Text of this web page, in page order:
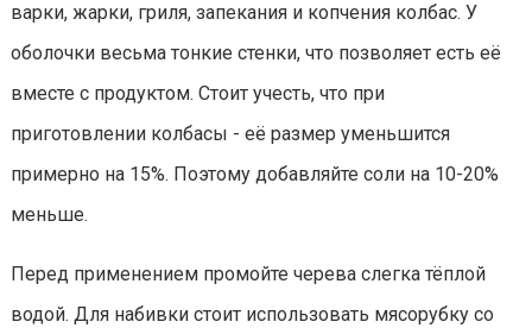
варки, жарки, гриля, запекания и копчения колбас. У
оболочки весьма тонкие стенки, что позволяет есть её
вместе с продуктом. Стоит учесть, что при
приготовлении колбасы - её размер уменьшится
примерно на 15%. Поэтому добавляйте соли на 10-20%
меньше.
Перед применением промойте черева слегка тёплой
водой. Для набивки стоит использовать мясорубку со